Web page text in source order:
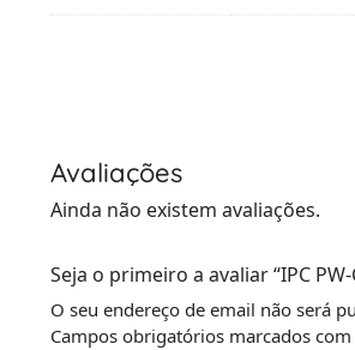
Avaliações
Ainda não existem avaliações.
Seja o primeiro a avaliar “IPC PW-
O seu endereço de email não será
Campos obrigatórios marcados com